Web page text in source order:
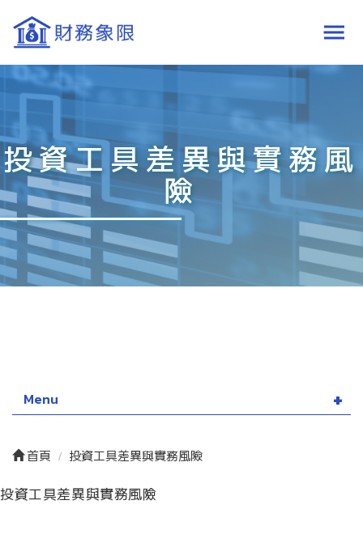
投資工具差異與實務風
險
Menu
首頁 投資工具差異與實務風險
投資工具差異與實務風險